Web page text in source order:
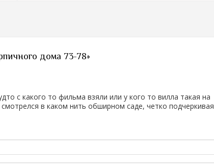
дома 73-78»
с какого то фильма взяли или у кого то вилла такая на
в каком нить обширном саде, четко подчеркивая